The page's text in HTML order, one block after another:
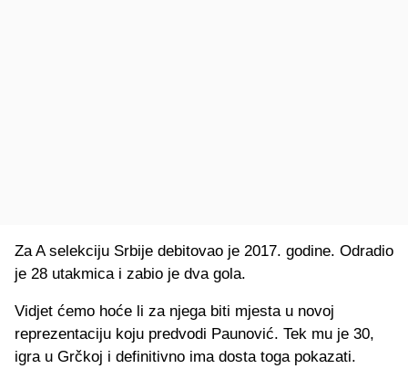
Za A selekciju Srbije debitovao je 2017. godine. Odradio
je 28 utakmica i zabio je dva gola.
Vidjet ćemo hoće li za njega biti mjesta u novoj
reprezentaciju koju predvodi Paunović. Tek mu je 30,
igra u Grčkoj i definitivno ima dosta toga pokazati.